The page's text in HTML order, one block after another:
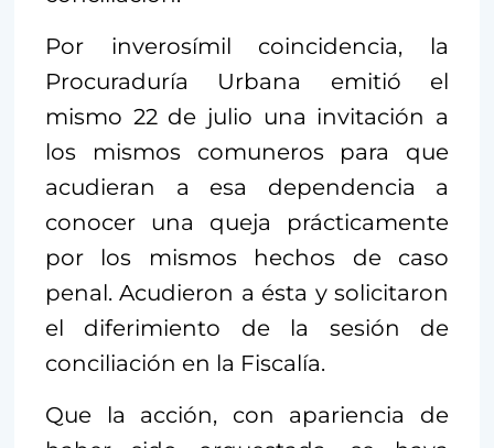
Por inverosímil coincidencia, la
Procuraduría Urbana emitió el
mismo 22 de julio una invitación a
los mismos comuneros para que
acudieran a esa dependencia a
conocer una queja prácticamente
por los mismos hechos de caso
penal. Acudieron a ésta y solicitaron
el diferimiento de la sesión de
conciliación en la Fiscalía.
Que la acción, con apariencia de